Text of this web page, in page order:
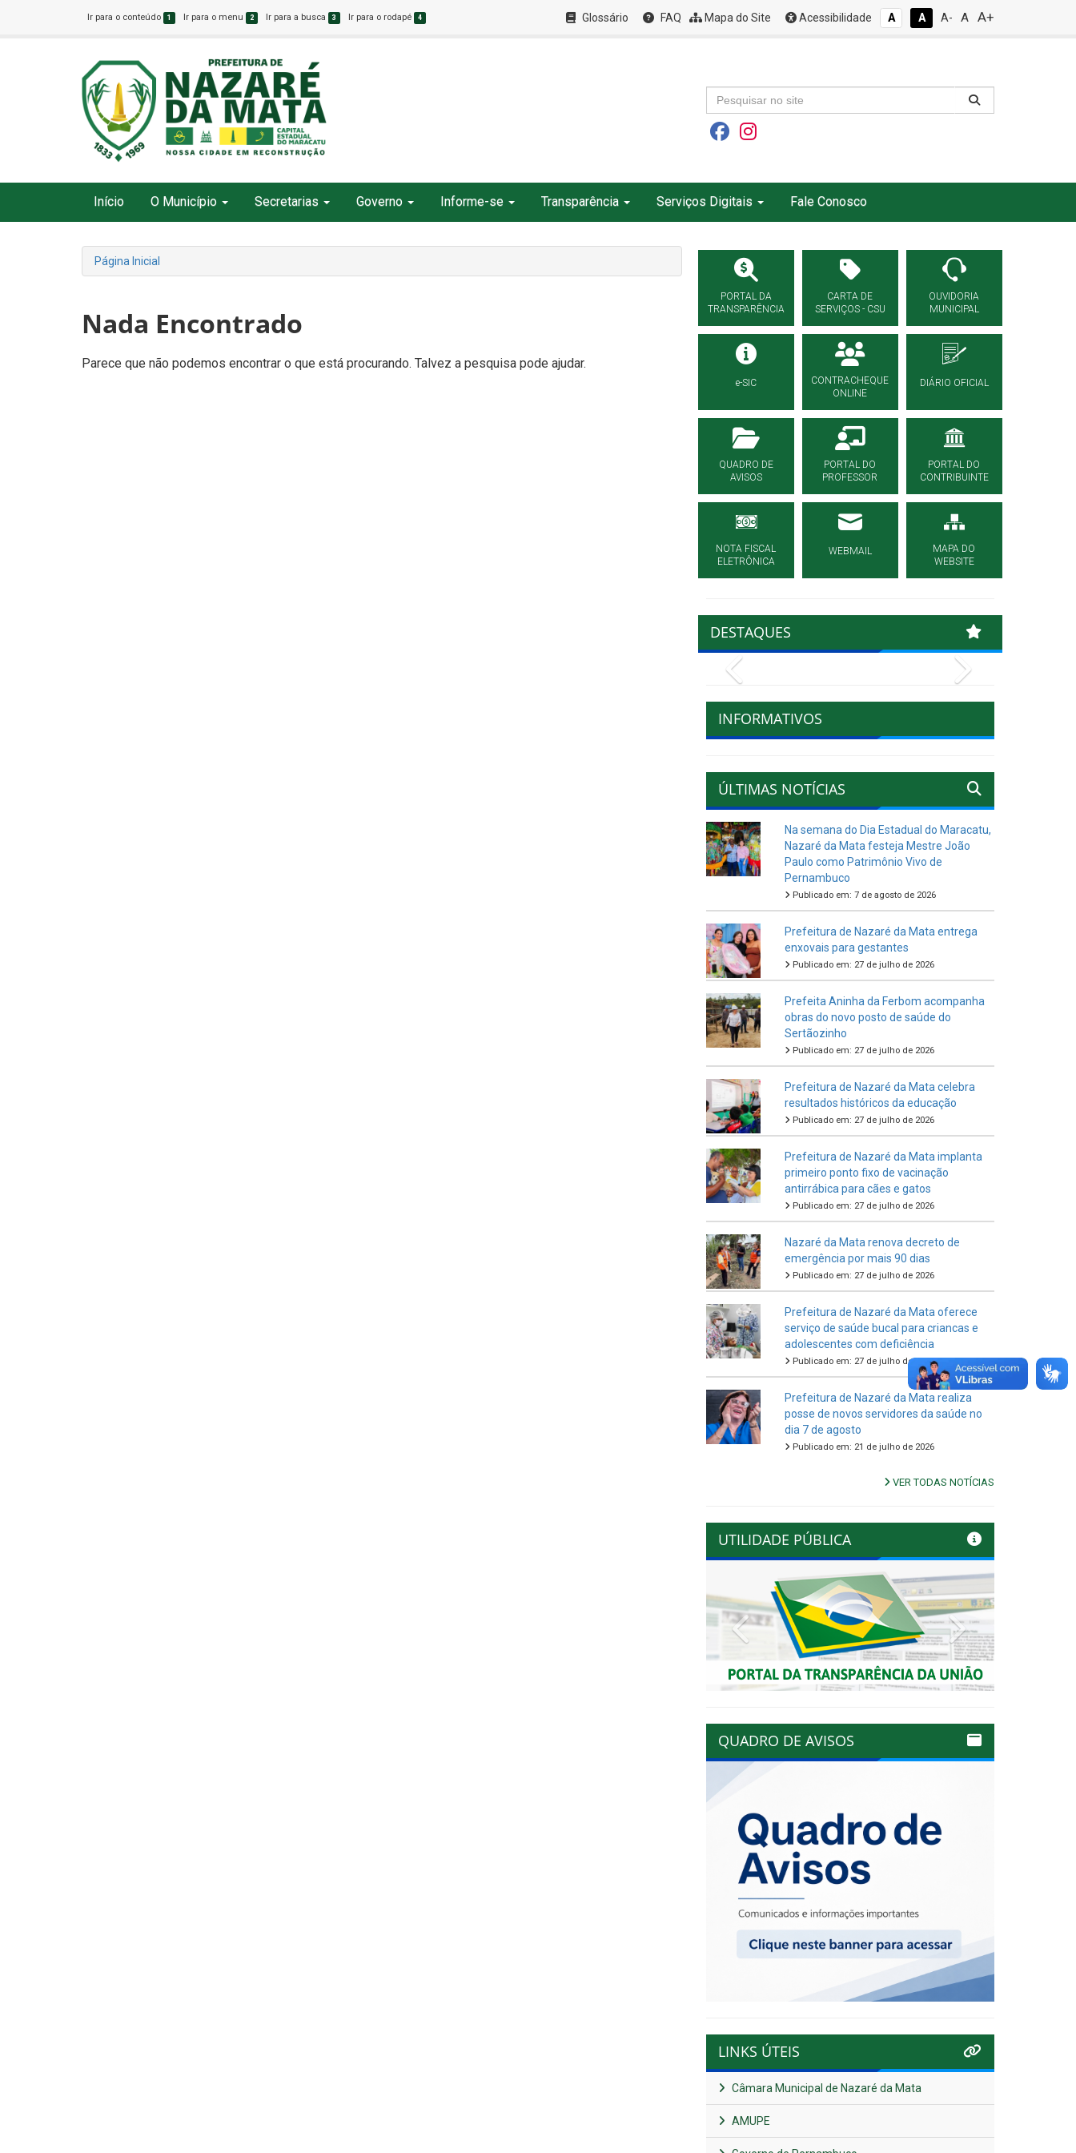
Ir para o conteúdo 1 Ir para o menu 2 Ir para a busca 3 Ir para o rodapé 4 Glossário FAQ Mapa do Site Acessibilidade A A A- A A+
Início O Município Secretarias Governo Informe-se Transparência Serviços Digitais Fale Conosco
Página Inicial
Nada Encontrado
Parece que não podemos encontrar o que está procurando. Talvez a pesquisa pode ajudar.
PORTAL DA
TRANSPARÊNCIA
CARTA DE
SERVIÇOS - CSU
OUVIDORIA
MUNICIPAL
e-SIC
CONTRACHEQUE
ONLINE
DIÁRIO OFICIAL
QUADRO DE
AVISOS
PORTAL DO
PROFESSOR
PORTAL DO
CONTRIBUINTE
NOTA FISCAL
ELETRÔNICA
WEBMAIL
MAPA DO
WEBSITE
DESTAQUES
INFORMATIVOS
ÚLTIMAS NOTÍCIAS
Na semana do Dia Estadual do Maracatu,
Nazaré da Mata festeja Mestre João
Paulo como Patrimônio Vivo de
Pernambuco
Publicado em: 7 de agosto de 2026
Prefeitura de Nazaré da Mata entrega
enxovais para gestantes
Publicado em: 27 de julho de 2026
Prefeita Aninha da Ferbom acompanha
obras do novo posto de saúde do
Sertãozinho
Publicado em: 27 de julho de 2026
Prefeitura de Nazaré da Mata celebra
resultados históricos da educação
Publicado em: 27 de julho de 2026
Prefeitura de Nazaré da Mata implanta
primeiro ponto fixo de vacinação
antirrábica para cães e gatos
Publicado em: 27 de julho de 2026
Nazaré da Mata renova decreto de
emergência por mais 90 dias
Publicado em: 27 de julho de 2026
Prefeitura de Nazaré da Mata oferece
serviço de saúde bucal para criancas e
adolescentes com deficiência
Publicado em: 27 de julho de 2026
Prefeitura de Nazaré da Mata realiza
posse de novos servidores da saúde no
dia 7 de agosto
Publicado em: 21 de julho de 2026
VER TODAS NOTÍCIAS
UTILIDADE PÚBLICA
Previous Next
QUADRO DE AVISOS
LINKS ÚTEIS
Câmara Municipal de Nazaré da Mata
AMUPE